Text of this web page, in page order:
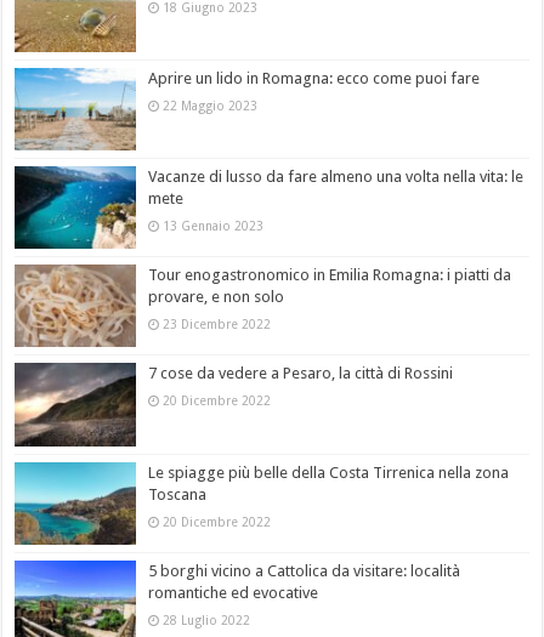
18 Giugno 2023
Aprire un lido in Romagna: ecco come puoi fare
22 Maggio 2023
Vacanze di lusso da fare almeno una volta nella vita: le
mete
13 Gennaio 2023
Tour enogastronomico in Emilia Romagna: i piatti da
provare, e non solo
23 Dicembre 2022
7 cose da vedere a Pesaro, la città di Rossini
20 Dicembre 2022
Le spiagge più belle della Costa Tirrenica nella zona
Toscana
20 Dicembre 2022
5 borghi vicino a Cattolica da visitare: località
romantiche ed evocative
28 Luglio 2022